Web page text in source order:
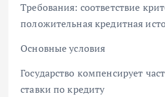
Требования: соответствие
положительная кредитная
Основные условия
Государство компенсирует
ставки по кредиту